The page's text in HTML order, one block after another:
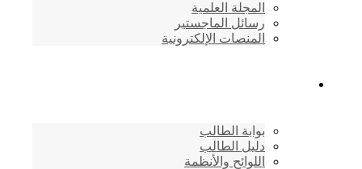
المجلة العلمية
رسائل الماجستير
المنصات الإلكترونية
بوابة الطالب
دليل الطالب
اللوائح والأنظمة